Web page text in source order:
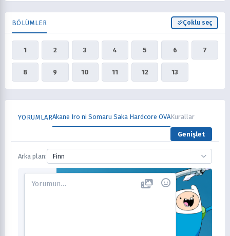
BÖLÜMLER Çoklu seç
1 2 3 4 5 6 7
8 9 10 11 12 13
YORUMLARAkane Iro ni Somaru Saka Hardcore OVAKurallar
Genişlet
Arka plan: Finn